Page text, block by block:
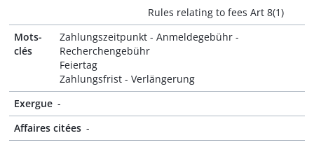
Rules relating to fees Art 8(1)
Mots-
clés
Zahlungszeitpunkt - Anmeldegebühr -
Recherchengebühr
Feiertag
Zahlungsfrist - Verlängerung
Exergue -
Affaires citées -